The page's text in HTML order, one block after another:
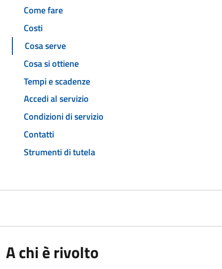
Come fare
Costi
Cosa serve
Cosa si ottiene
Tempi e scadenze
Accedi al servizio
Condizioni di servizio
Contatti
Strumenti di tutela
A chi è rivolto